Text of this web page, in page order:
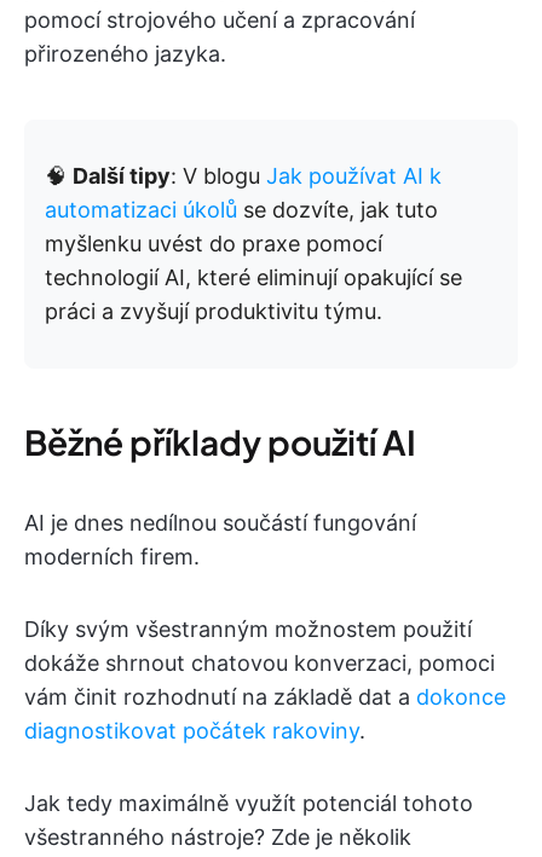
pomocí strojového učení a zpracování
přirozeného jazyka.
🧠 Další tipy: V blogu Jak používat AI k
automatizaci úkolů se dozvíte, jak tuto
myšlenku uvést do praxe pomocí
technologií AI, které eliminují opakující se
práci a zvyšují produktivitu týmu.
Běžné příklady použití AI
AI je dnes nedílnou součástí fungování
moderních firem.
Díky svým všestranným možnostem použití
dokáže shrnout chatovou konverzaci, pomoci
vám činit rozhodnutí na základě dat a dokonce
diagnostikovat počátek rakoviny.
Jak tedy maximálně využít potenciál tohoto
všestranného nástroje? Zde je několik